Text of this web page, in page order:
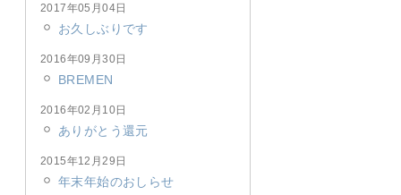
2017年05月04日
お久しぶりです
2016年09月30日
BREMEN
2016年02月10日
ありがとう還元
2015年12月29日
年末年始のおしらせ